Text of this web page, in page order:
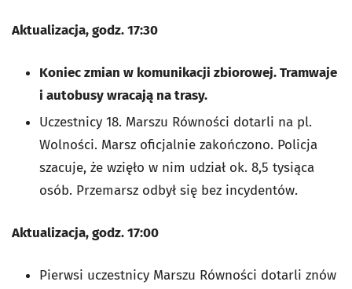
Aktualizacja, godz. 17:30
Koniec zmian w komunikacji zbiorowej. Tramwaje
i autobusy wracają na trasy.
Uczestnicy 18. Marszu Równości dotarli na pl.
Wolności. Marsz oficjalnie zakończono. Policja
szacuje, że wzięło w nim udział ok. 8,5 tysiąca
osób. Przemarsz odbył się bez incydentów.
Aktualizacja, godz. 17:00
Pierwsi uczestnicy Marszu Równości dotarli znów